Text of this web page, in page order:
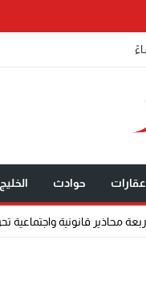
عقارات حوادث الخليج